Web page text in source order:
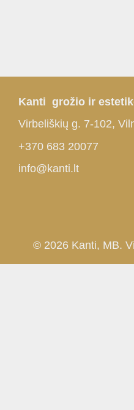
Kanti grožio ir
Virbeliškių g. 7-102,
+370 683 20077
info@kanti.lt
© 2026 Kanti, MB.